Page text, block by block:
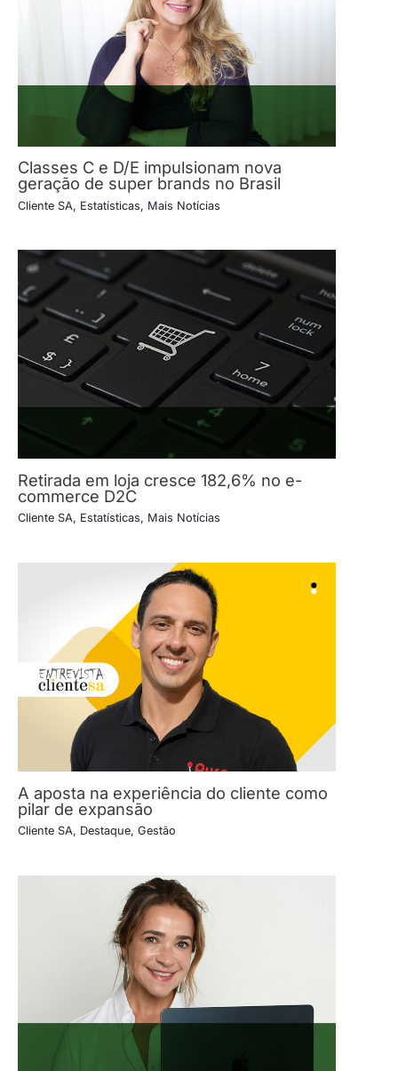
Classes C e D/E impulsionam nova
geração de super brands no Brasil
Cliente SA, Estatísticas, Mais Notícias
Retirada em loja cresce 182,6% no e-
commerce D2C
Cliente SA, Estatísticas, Mais Notícias
A aposta na experiência do cliente como
pilar de expansão
Cliente SA, Destaque, Gestão